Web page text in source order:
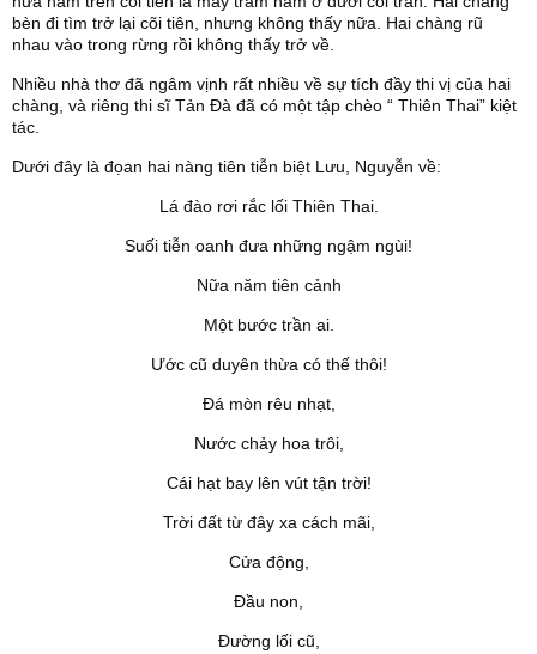
bèn đi tìm trở lại cõi tiên, nhưng không thấy nữa. Hai chàng rũ
nhau vào trong rừng rồi không thấy trở về.
Nhiều nhà thơ đã ngâm vịnh rất nhiều về sự tích đầy thi vị của hai
chàng, và riêng thi sĩ Tản Đà đã có một tập chèo “ Thiên Thai” kiệt
tác.
Dưới đây là đọan hai nàng tiên tiễn biệt Lưu, Nguyễn về:
Lá đào rơi rắc lối Thiên Thai.
Suối tiễn oanh đưa những ngậm ngùi!
Nữa năm tiên cảnh
Một bước trần ai.
Ước cũ duyên thừa có thế thôi!
Đá mòn rêu nhạt,
Nước chảy hoa trôi,
Cái hạt bay lên vút tận trời!
Trời đất từ đây xa cách mãi,
Cửa động,
Đầu non,
Đường lối cũ,